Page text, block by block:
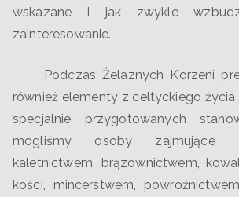
wskazane i jak zwykle
zainteresowanie.
Podczas Żelaznych Korzeni
również elementy z celtyckiego
specjalnie przygotowanych
mogliśmy osoby zajmujące
kaletnictwem, brązownictwem,
kości, mincerstwem,